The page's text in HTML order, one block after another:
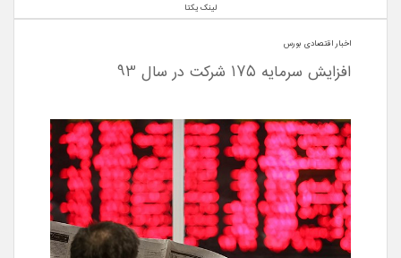
لینک یکتا
اخبار اقتصادی بورس
افزایش سرمایه 175 شرکت در سال 93